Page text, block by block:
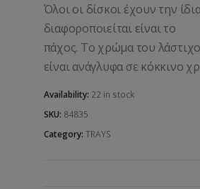
Όλοι οι δίσκοι έχουν την
διαφοροποιείται είναι το
πάχος. Το χρώμα του
είναι ανάγλυφα σε κόκκινο
Availability: 22 in stock
SKU: 84835
Category: TRAYS